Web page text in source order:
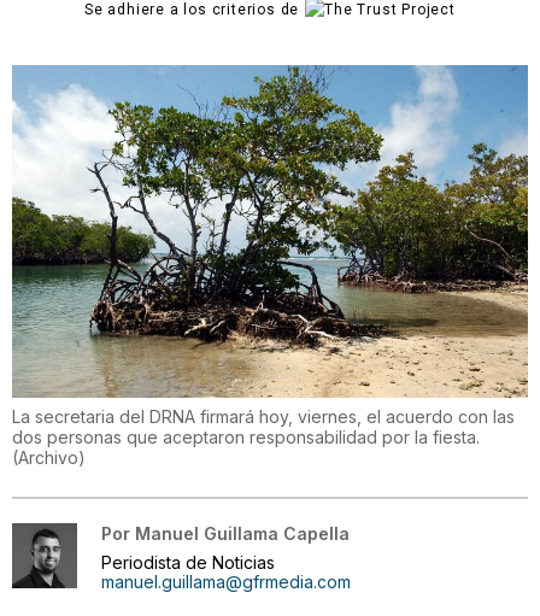
Se adhiere a los criterios de
La secretaria del DRNA firmará hoy, viernes, el acuerdo con las
dos personas que aceptaron responsabilidad por la fiesta.
(Archivo)
Por Manuel Guillama Capella
Periodista de Noticias
manuel.guillama@gfrmedia.com